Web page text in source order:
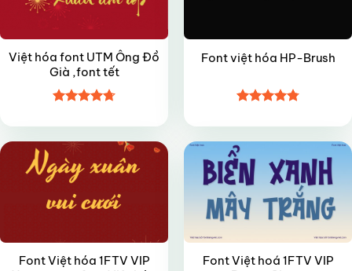
Việt hóa font UTM Ông Đồ
Già ,font tết
hạng4.75
sao
Font việt hóa HP-Brush
hạng4.85
sao
Font Việt hóa 1FTV VIP
Font Việt hoá 1FTV VIP